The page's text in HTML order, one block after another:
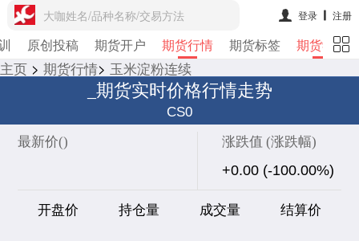
大咖姓名/品种名称/交易方法 登录 注册
原创投稿 期货开户 期货行情 期货标签 期货学院
主页 > 期货行情> 玉米淀粉连续
_期货实时价格行情走势
CS0
最新价() 涨跌值 (涨跌幅)
+0.00 (-100.00%)
开盘价 持仓量 成交量 结算价